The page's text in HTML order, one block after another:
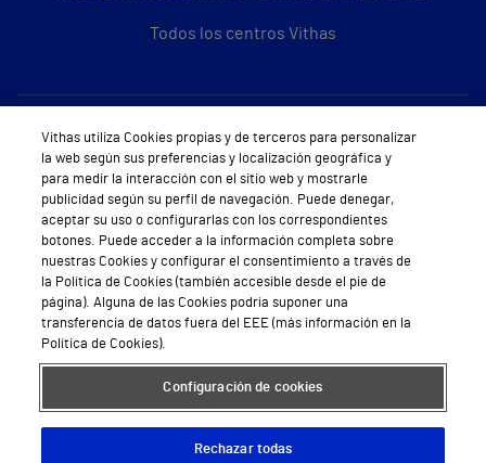
Todos los centros Vithas
Sobre Vithas
Quiénes somos
Trabajar en Vithas
Teléfono Cita Médica
Teléfono Atención al Cliente
Política de seguridad y salud en el trabajo
Conoce a Supervita
Vithas utiliza Cookies propias y de terceros para personalizar
la web según sus preferencias y localización geográfica y
para medir la interacción con el sitio web y mostrarle
publicidad según su perfil de navegación. Puede denegar,
aceptar su uso o configurarlas con los correspondientes
botones. Puede acceder a la información completa sobre
nuestras Cookies y configurar el consentimiento a través de
la Política de Cookies (también accesible desde el pie de
página). Alguna de las Cookies podría suponer una
transferencia de datos fuera del EEE (más información en la
Política de Cookies).
Configuración de cookies
Rechazar todas